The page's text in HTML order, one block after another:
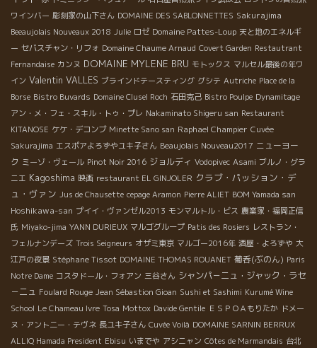
ワインバー 彫刻家の山下さん DOMAINE DES SABLONNETTES Sakurajima
Beeaujolais Nouveaux 2018 Julie ロゼ Domaine Pattes-Loup 天と地のエネルギ
ー セバスチャン・リフォ Domaine Chaume Arnaud Covert Garden Restautrant
Fernandaise カンヌ DOMAINE MYLENE BRU モトックス マルセル最後の年ワ
イン Valentin VALLES ブラインドテースティング グシテ Autriche Place de la
Borse Bistro Buvards Domaine Clusel Roch 石田克己 Bistro Poulpe Dynamitage
アン・メ・フェ・スキル・トゥ・プレ Nakaminato Shigeru san Restaurant
KITANOSE ケケ・デコンブ Minette Sano san Raphael Champier Cuvée
Sakurajima エスポアよろずやユキ子さん Beaujolais Nouveau2017 ニューヨー
ク ミーゾ・ヴェール Pinot Noir 2016 ジョルディ Vodopivec Asami ブルノ・グラ
ニエ Kagoshima 映画 restaurant EL GINJOLER クラブ・パッション・デ
ュ・ヴァン Jus de Chausette cepage Aramon Pierre ALIET BOM Yamada san
Hoshikawa-san プイイ・ヴァンゼル2013 モンマルトル・ビス 農業家・福岡正信
氏 Miyako-jima YANN DURIEUX マルゴグループ Patis des Rosiers レストラン・
フェルナンデーズ Trois Seigneurs オザミ東京 マルゴー2016年 酒屋・よろずや 大
江戸の夜景 Stéphane Tissot DOMAINE THOMAS ROUANET 葡呑(ぶのん) Paris
Notre Dame コスタドール・フォアン 三谷さん シャンパ－ニュ・ジャック・ラセ
－ニュ Foulard Rouge Jean Sébastion Gioan Sushi et Sashimi Kurumé Wine
School Le Chameau Ivre Tosa Mottox Davide Gentile ＥＳＰＯＡもりたか ドメー
ヌ・アント二ー・テヴネ 長ユキ子さん Cuvée Voilà DOMAINE SARNIN BERRUX
ALLIQ Hamada President Ebisu いまでや アシニャン Côtes de Marmandais 台北